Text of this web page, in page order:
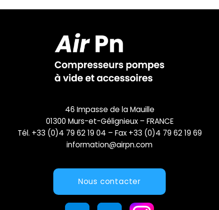
46 Impasse de la Mauille
01300 Murs-et-Gélignieux – FRANCE
Tél. +33 (0)4 79 62 19 04 – Fax +33 (0)4 79 62 19 69
information@airpn.com
Nous contacter